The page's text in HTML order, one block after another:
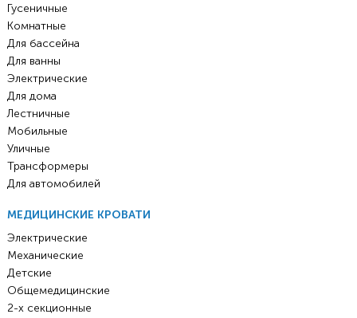
Гусеничные
Комнатные
Для бассейна
Для ванны
Электрические
Для дома
Лестничные
Мобильные
Уличные
Трансформеры
Для автомобилей
МЕДИЦИНСКИЕ КРОВАТИ
Электрические
Механические
Детские
Общемедицинские
2-х секционные